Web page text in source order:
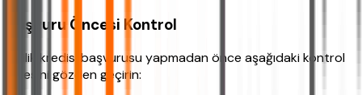
Başvuru Öncesi Kontrol
Evlilik kredisi başvurusu yapmadan önce aşağıdaki kontrol
listesini gözden geçirin: